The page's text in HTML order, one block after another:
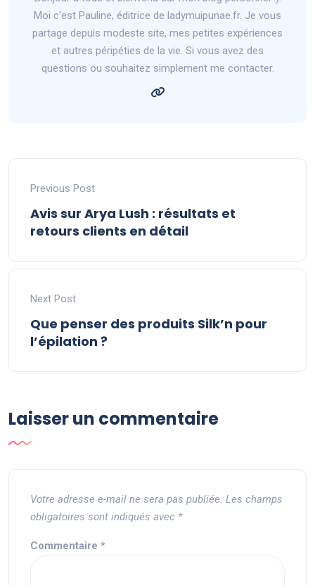
Moi c'est Pauline, éditrice de ladymuipunae.fr. Je vous
partage depuis modeste site, mes petites expériences
et autres péripéties de la vie. Si vous avez des
questions ou souhaitez simplement me contacter.
Previous Post
Avis sur Arya Lush : résultats et
retours clients en détail
Next Post
Que penser des produits Silk’n pour
l’épilation ?
Laisser un commentaire
Votre adresse e-mail ne sera pas publiée. Les champs
obligatoires sont indiqués avec *
Commentaire *